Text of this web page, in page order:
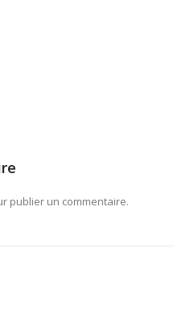
publier un commentaire.